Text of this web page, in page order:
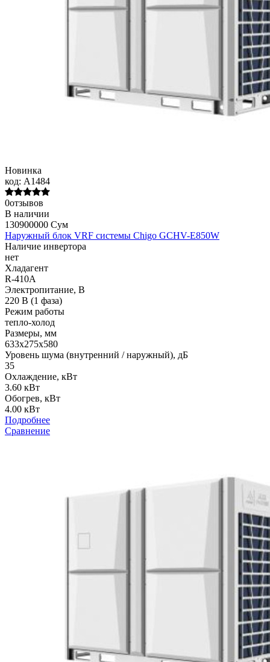
Новинка
код: A1484
0отзывов
В наличии
130900000 Сум
Наружный блок VRF системы Chigo GCHV-E850W
Наличие инвертора
нет
Хладагент
R-410A
Электропитание, В
220 В (1 фаза)
Режим работы
тепло-холод
Размеры, мм
633х275х580
Уровень шума (внутренний / наружный), дБ
35
Охлаждение, кВт
3.60 кВт
Обогрев, кВт
4.00 кВт
Подробнее
Сравнение